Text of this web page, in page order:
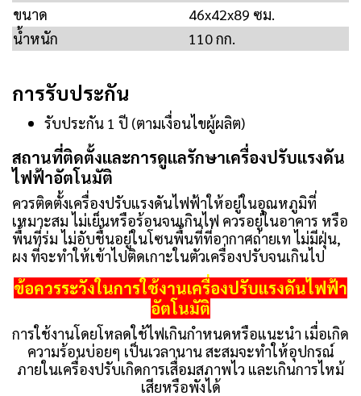
ขนาด
46x42x89 ซม.
น้ำหนัก
110 กก.
การรับประกัน
รับประกัน 1 ปี (ตามเงื่อนไขผู้ผลิต)
สถานที่ติดตั้งและการดูแลรักษาเครื่องปรับแรงดัน
ไฟฟ้าอัตโนมัติ
ควรติดตั้งเครื่องปรับแรงดันไฟฟ้าให้อยู่ในอุณหภูมิที่
เหมาะสม ไม่เย็นหรือร้อนจนเกินไฟ ควรอยู่ในอาคาร หรือ
พื้นที่ร่ม ไม่อับชื้นอยู่ในโซนพื้นที่ที่อากาศถ่ายเท ไม่มีฝุ่น,
ผง ที่จะทำให้เข้าไปติดเกาะในตัวเครื่องปรับจนเกินไป
ข้อควรระวังในการใช้งานเครื่องปรับแรงดันไฟฟ้า
อัตโนมัติ
การใช้งานโดยโหลดใช้ไฟเกินกำหนดหรือแนะนำ เมื่อเกิด
ความร้อนบ่อยๆ เป็นเวลานาน สะสมจะทำให้อุปกรณ์
ภายในเครื่องปรับเกิดการเสื่อมสภาพไว และเกินการไหม้
เสียหรือพังได้